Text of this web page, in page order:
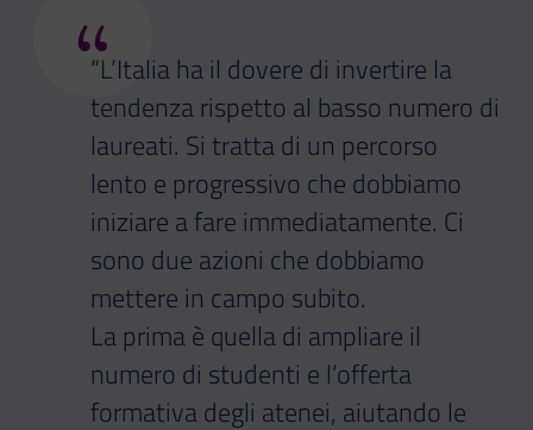
“
“L’Italia ha il dovere di invertire la
tendenza rispetto al basso numero di
laureati. Si tratta di un percorso
lento e progressivo che dobbiamo
iniziare a fare immediatamente. Ci
sono due azioni che dobbiamo
mettere in campo subito.
La prima è quella di ampliare il
numero di studenti e l’offerta
formativa degli atenei, aiutando le